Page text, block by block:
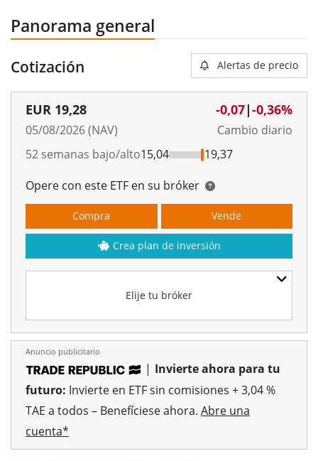
Panorama general
Cotización Alertas de precio
EUR 19,28
05/08/2026 (NAV)
-0,07|-0,36%
Cambio diario
52 semanas bajo/alto15,04
19,37
Opere con este ETF en su bróker
Elije tu bróker
Compra Vende
Crea plan de inversión
Anuncio publicitario
| Invierte ahora para tu
futuro: Invierte en ETF sin comisiones + 3,04 %
TAE a todos – Benefíciese ahora. Abre una
cuenta*